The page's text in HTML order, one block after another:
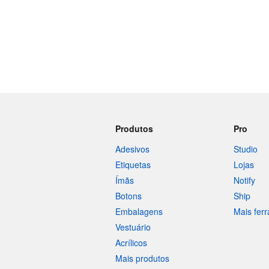
Produtos
Adesivos
Etiquetas
Ímãs
Botons
Embalagens
Vestuário
Acrílicos
Mais produtos
Pro
Studio
Lojas
Notify
Ship
Mais